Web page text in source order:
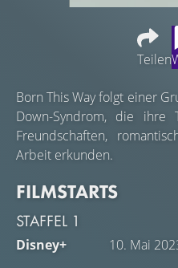
Teilen
Born This Way folgt einer
Down-Syndrom, die ihre
Freundschaften,
Arbeit erkunden.
FILMSTARTS
STAFFEL 1
Disney+ 10. Mai